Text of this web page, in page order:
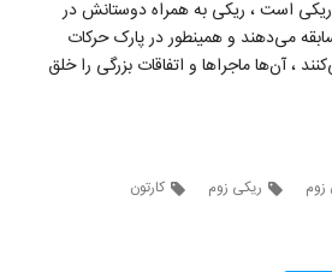
است ، ریکی به همراه دوستانش در
می‌دهند و همینطور در پارک حرکات
، آن‌ها ماجراها و اتفاقات بزرگی را خلق
زوم ریکی زوم کارتون